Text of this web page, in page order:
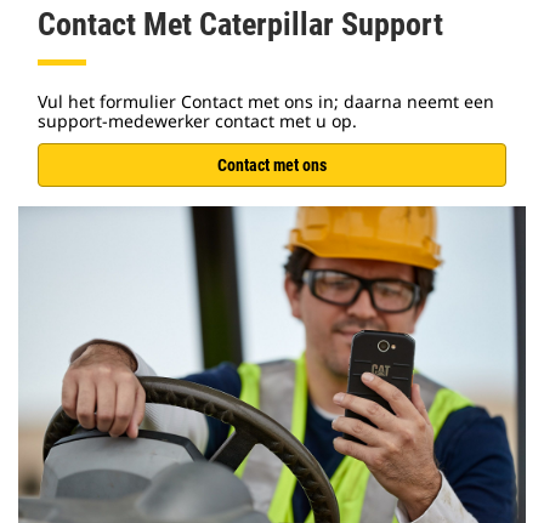
Contact Met Caterpillar Support
Vul het formulier Contact met ons in; daarna neemt een
support-medewerker contact met u op.
Contact met ons